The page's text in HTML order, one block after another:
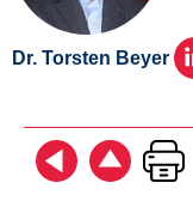
Dr. Torsten Beyer